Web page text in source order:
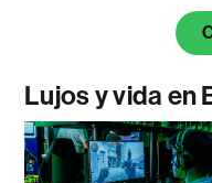
Lujos y vida en